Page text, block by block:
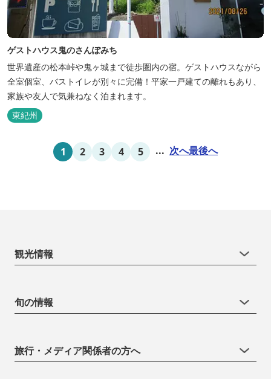
ゲストハウス鬼のさんぽみち
世界遺産の松本峠や鬼ヶ城まで徒歩圏内の宿。ゲストハウスながら
全室個室、バストイレが別々に完備！平家一戸建ての離れもあり、
家族や友人で気兼ねなく泊まれます。
東紀州
1 2 3 4 5 ... 次へ最後へ
観光情報
旬の情報
旅行・メディア関係者の方へ